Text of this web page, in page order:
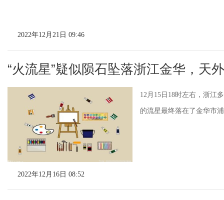
2022年12月21日 09:46
“火流星”疑似陨石坠落浙江金华，天
12月15日18时左右，浙江
的流星最终落在了金华市
2022年12月16日 08:52